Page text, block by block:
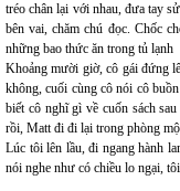
tréo chân lại với nhau, đưa tay
bên vai, chăm chú đọc. Chốc
những bao thức ăn trong tủ lạnh
Khoảng mười giờ, cô gái đứng
không, cuối cùng cô nói cô
biết cô nghĩ gì về cuốn sách
rồi, Matt đi đi lại trong phòng
Lúc tôi lên lầu, đi ngang hành
nói nghe như có chiều lo ngại,